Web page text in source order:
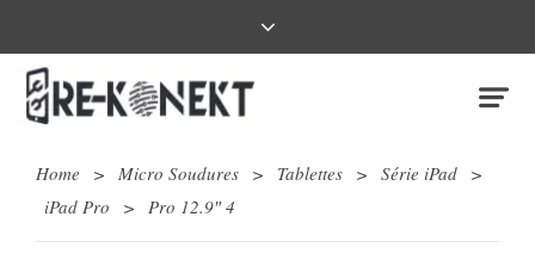
Home > Micro Soudures > Tablettes > Série iPad >
iPad Pro
> Pro 12.9″ 4